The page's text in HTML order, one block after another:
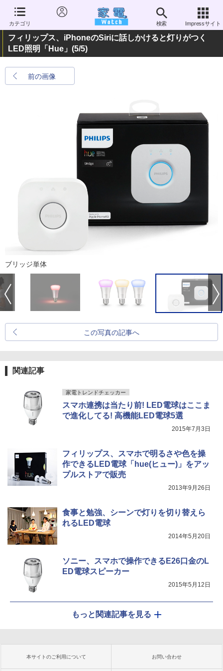
カテゴリ 検索 Impressサイト
フィリップス、iPhoneのSiriに話しかけると灯りがつく
LED照明「Hue」 (5/5)
前の画像
ブリッジ単体
この写真の記事へ
関連記事
家電トレンドチェッカー
スマホ連携は当たり前! LED電球はここま
で進化してる! 高機能LED電球5選
2015年7月3日
フィリップス、スマホで明るさや色を操
作できるLED電球「hue(ヒュー)」をアッ
プルストアで販売
2013年9月26日
食事と勉強、シーンで灯りを切り替えら
れるLED電球
2014年5月20日
ソニー、スマホで操作できるE26口金のL
ED電球スピーカー
2015年5月12日
もっと関連記事を見る
本サイトのご利用について お問い合わせ